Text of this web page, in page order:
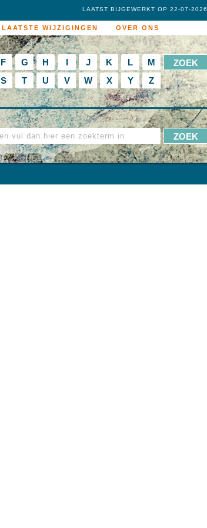
LAATSTE WIJZIGINGEN OVER ONS
LAATST BIJGEWERKT OP 22-07-2026
F G H I J K L
M
S T U V W X Y Z